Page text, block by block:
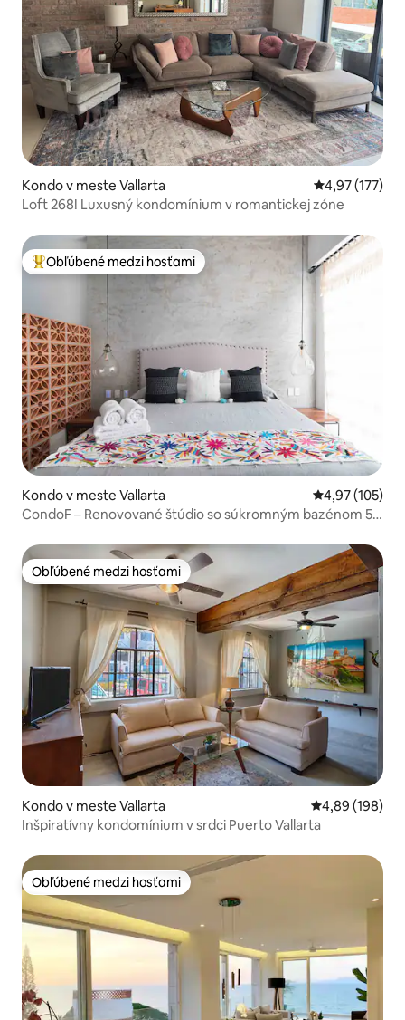
Kondo v meste Vallarta Priemerné
4,97 (177)
Loft 268! Luxusný kondomínium v romantickej zóne
Najobľúbenejšie medzi hosťami
Obľúbené medzi hosťami
Kondo v meste Vallarta Priemerné
4,97 (105)
CondoF – Renovované štúdio so súkromným bazénom 5.
Obľúbené medzi hosťami
Obľúbené medzi hosťami
Kondo v meste Vallarta Priemerné
4,89 (198)
Inšpiratívny kondomínium v srdci Puerto Vallarta
Obľúbené medzi hosťami
Obľúbené medzi hosťami